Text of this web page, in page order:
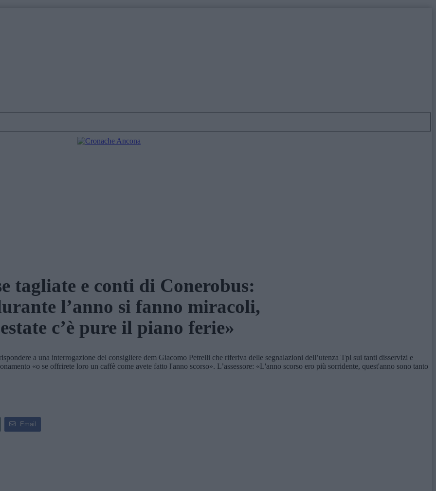
tagliate e conti di Conerobus:
l’anno si fanno miracoli,
c’è pure il piano ferie»
a una interrogazione del consigliere dem Giacomo Petrelli che riferiva delle segnalazioni dell’utenza Tpl sui tanti disservizi e
«o se offrirete loro un caffè come avete fatto l'anno scorso». L’assessore: «L'anno scorso ero più sorridente, quest'anno sono tanto
Email